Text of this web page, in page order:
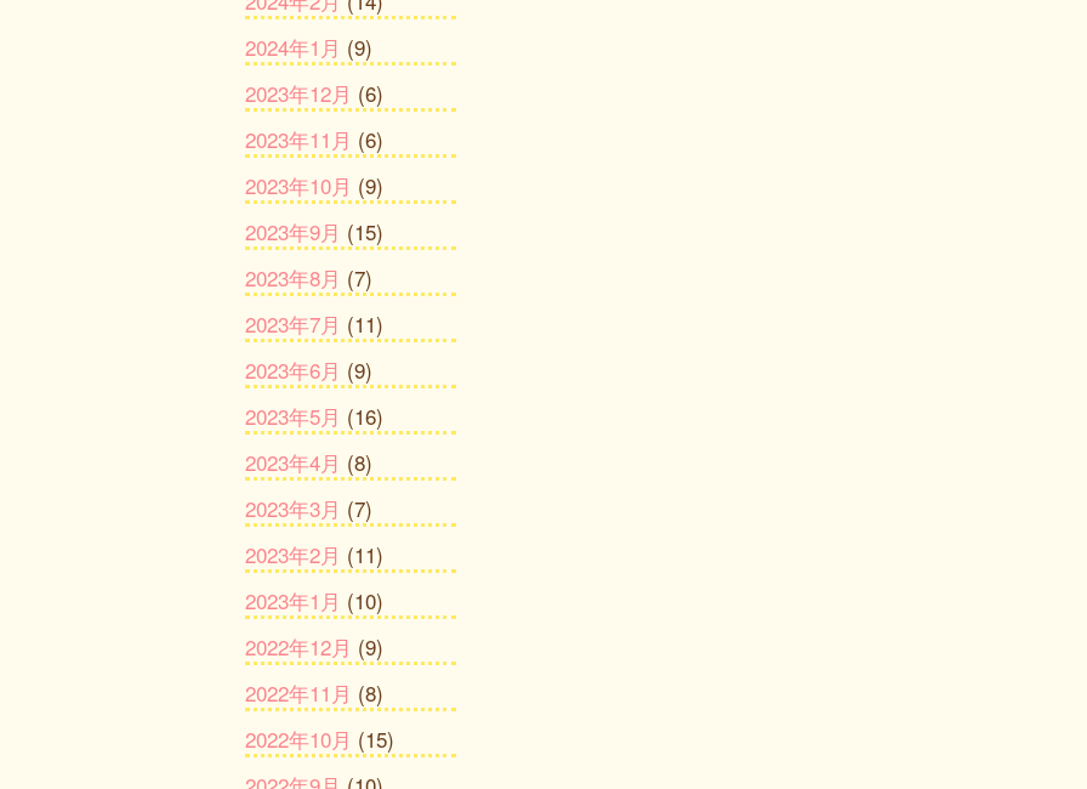
2024年1月 (9)
2023年12月 (6)
2023年11月 (6)
2023年10月 (9)
2023年9月 (15)
2023年8月 (7)
2023年7月 (11)
2023年6月 (9)
2023年5月 (16)
2023年4月 (8)
2023年3月 (7)
2023年2月 (11)
2023年1月 (10)
2022年12月 (9)
2022年11月 (8)
2022年10月 (15)